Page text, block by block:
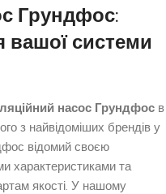
Грундфос:
вашої системи
насос Грундфос в
з найвідоміших брендів у
відомий своєю
характеристиками та
якості. У нашому